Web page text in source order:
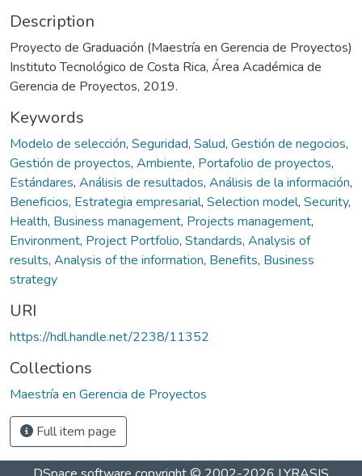
Description
Proyecto de Graduación (Maestría en Gerencia de Proyectos)
Instituto Tecnológico de Costa Rica, Área Académica de
Gerencia de Proyectos, 2019.
Keywords
Modelo de selección, Seguridad, Salud, Gestión de negocios,
Gestión de proyectos, Ambiente, Portafolio de proyectos,
Estándares, Análisis de resultados, Análisis de la información,
Beneficios, Estrategia empresarial, Selection model, Security,
Health, Business management, Projects management,
Environment, Project Portfolio, Standards, Analysis of
results, Analysis of the information, Benefits, Business
strategy
URI
https://hdl.handle.net/2238/11352
Collections
Maestría en Gerencia de Proyectos
Full item page